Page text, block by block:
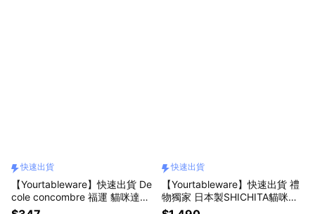
快速出貨
【Yourtableware】快速出貨 De
cole concombre 福運 貓咪達摩
擺飾 招福 招財 厄除
快速出貨
【Yourtableware】快速出貨 禮
物獨家 日本製SHICHITA貓咪甜
點盤+異國短毛貓抹布 餐具五件